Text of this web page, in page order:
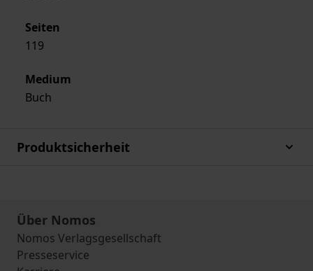
Seiten
119
Medium
Buch
Produktsicherheit
Über Nomos
Nomos Verlagsgesellschaft
Presseservice